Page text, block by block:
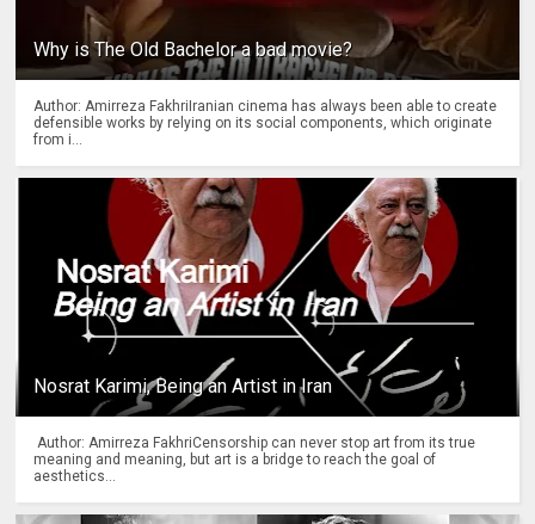
Why is The Old Bachelor a bad movie?
Author: Amirreza FakhriIranian cinema has always been able to create
defensible works by relying on its social components, which originate
from i...
Nosrat Karimi, Being an Artist in Iran
Author: Amirreza FakhriCensorship can never stop art from its true
meaning and meaning, but art is a bridge to reach the goal of
aesthetics...